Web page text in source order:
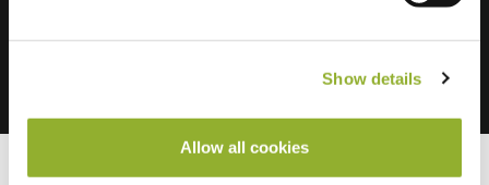
Show details
Allow all cookies